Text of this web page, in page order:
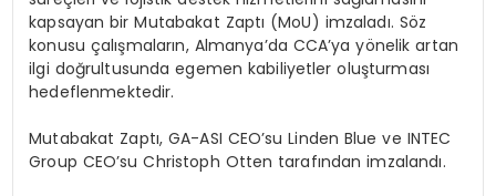
kapsayan bir Mutabakat Zaptı (MoU) imzaladı. Söz
konusu çalışmaların, Almanya’da CCA’ya yönelik artan
ilgi doğrultusunda egemen kabiliyetler oluşturması
hedeflenmektedir.
Mutabakat Zaptı, GA-ASI CEO’su Linden Blue ve INTEC
Group CEO’su Christoph Otten tarafından imzalandı.